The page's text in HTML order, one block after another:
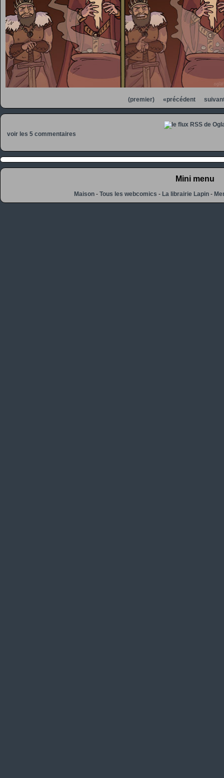
(premier) «précédent
voir les 5 commentaires
Mini menu
Maison -Tous les webcomics -La librairie Lapin -